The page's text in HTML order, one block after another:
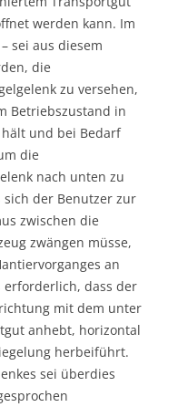
werden kann. Im
sei aus diesem
die
zu versehen,
Betriebszustand in
und bei Bedarf
die
nach unten zu
sich der Benutzer zur
zwischen die
zwängen müsse,
an
erforderlich, dass der
mit dem unter
anhebt, horizontal
herbeiführt.
sei überdies